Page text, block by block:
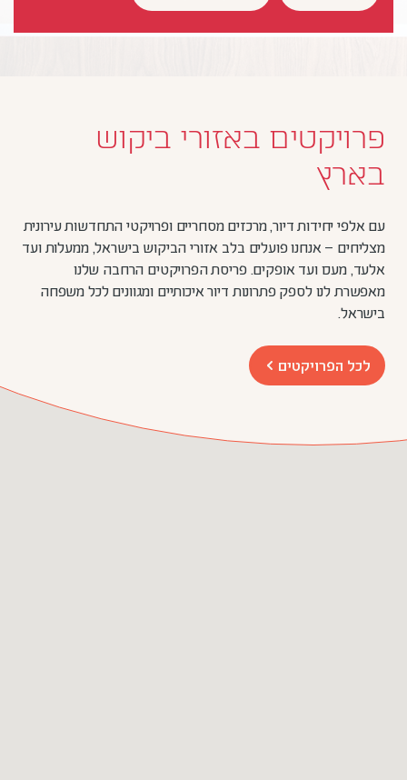
פרויקטים באזורי ביקוש
בארץ
עם אלפי יחידות דיור, מרכזים מסחריים ופרויקטי התחדשות עירונית
מצליחים – אנחנו פועלים בלב אזורי הביקוש בישראל, ממעלות ועד
אלעד, מעכו ועד אופקים. פריסת הפרויקטים הרחבה שלנו
מאפשרת לנו לספק פתרונות דיור איכותיים ומגוונים לכל משפחה
בישראל.
לכל הפרויקטים